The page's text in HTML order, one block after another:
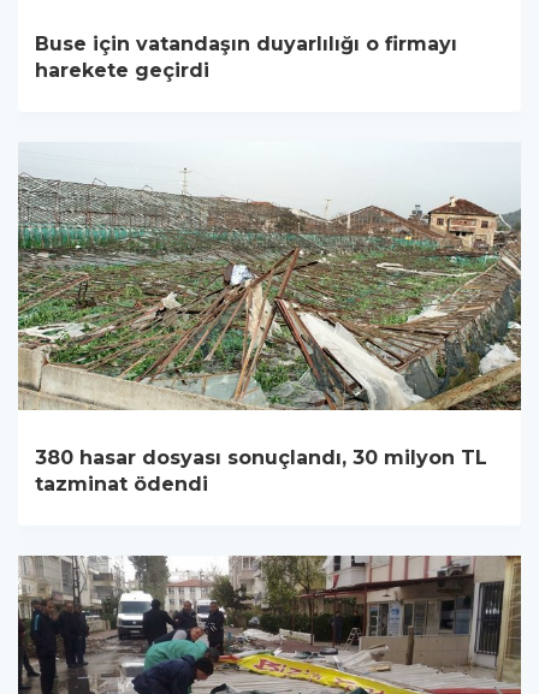
Buse için vatandaşın duyarlılığı o firmayı
harekete geçirdi
380 hasar dosyası sonuçlandı, 30 milyon TL
tazminat ödendi